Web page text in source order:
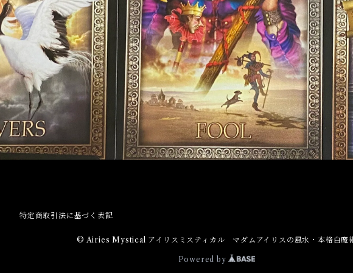
特定商取引法に基づく表記
© Airies Mystical アイリスミスティカル マダムアイリスの風水・本格白魔
Powered by